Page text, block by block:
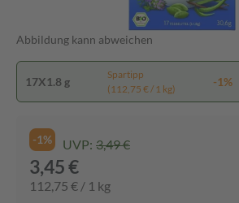
Abbildung kann abweichen
17X1.8 g
Spartipp
(112,75 € / 1 kg)
-1%
-1% UVP: 3,49 €
3,45 €
112,75 € / 1 kg